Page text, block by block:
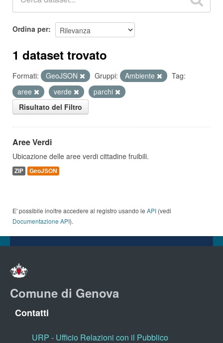
Ordina per
1 dataset trovato
Formati: GeoJSON Gruppi: Ambiente
Tag:
aree
verde
parchi
Risultato del Filtro
Aree Verdi
Ubicazione delle aree verdi cittadine fruibili.
ZIP GeoJSON
E' possibile inoltre accedere al registro usando le API (vedi
Documentazione API).
Comune di Genova
Contatti
URP - Ufficio Relazioni con il Pubblico